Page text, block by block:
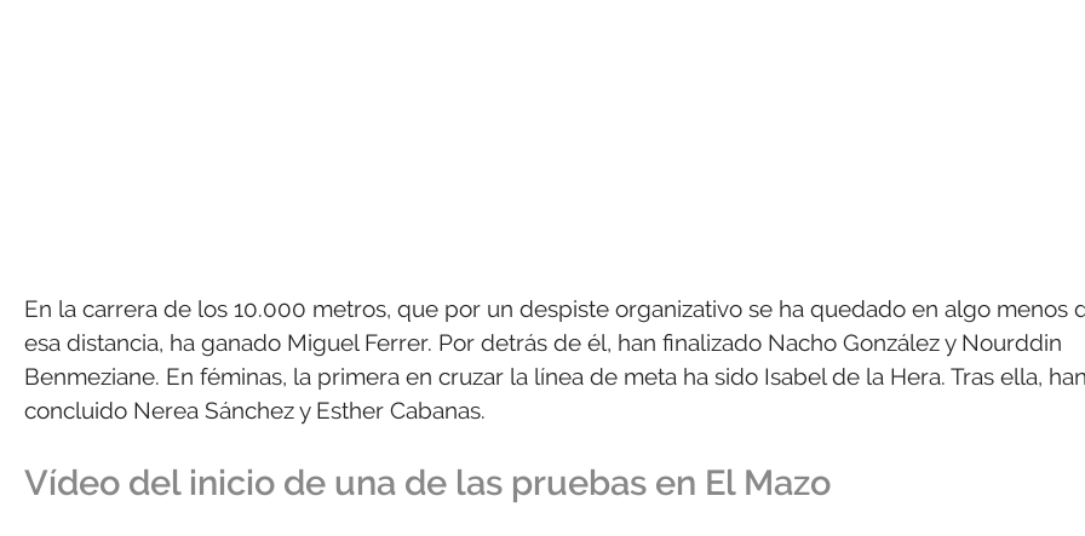
En la carrera de los 10.000 metros, que por un despiste organizativo se ha quedado en algo menos
esa distancia, ha ganado Miguel Ferrer. Por detrás de él, han finalizado Nacho González y Nourddin
Benmeziane. En féminas, la primera en cruzar la línea de meta ha sido Isabel de la Hera. Tras ella,
concluido Nerea Sánchez y Esther Cabanas.
Vídeo del inicio de una de las pruebas en El Mazo